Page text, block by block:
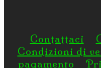
Contattaci
Condizioni di
pagamento